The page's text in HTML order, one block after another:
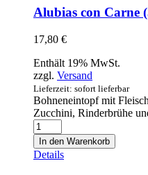
Alubias con Carne
17,80 €
Enthält 19% MwSt.
zzgl. Versand
Lieferzeit: sofort lieferbar
Bohneneintopf mit
Zucchini, Rinderbrühe
Alubias
con
Carne
(500ml)
In den Warenkorb
Details